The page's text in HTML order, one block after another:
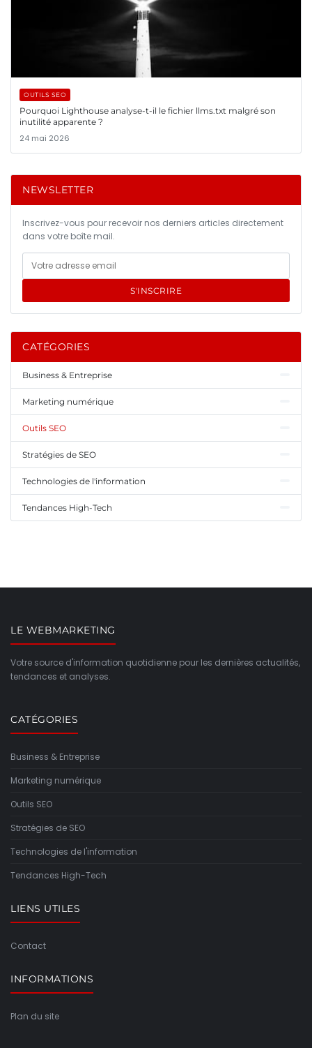
OUTILS SEO
Pourquoi Lighthouse analyse-t-il le fichier llms.txt malgré son
inutilité apparente ?
24 mai 2026
NEWSLETTER
Inscrivez-vous pour recevoir nos derniers articles directement
dans votre boîte mail.
S'INSCRIRE
CATÉGORIES
Business & Entreprise
Marketing numérique
Outils SEO
Stratégies de SEO
Technologies de l'information
Tendances High-Tech
LE WEBMARKETING
Votre source d'information quotidienne pour les dernières actualités,
tendances et analyses.
CATÉGORIES
Business & Entreprise
Marketing numérique
Outils SEO
Stratégies de SEO
Technologies de l'information
Tendances High-Tech
LIENS UTILES
Contact
INFORMATIONS
Plan du site